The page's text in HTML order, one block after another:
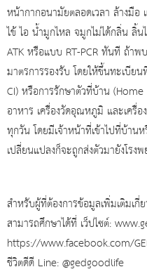
หน้ากากอนามัยตลอดเวลา ล้างมื
ไข้ ไอ น้ำมูกไหล จมูกไม่ได้กลิ่น ลิ้น
ATKหรือแบบ RT-PCRทันที ถ้าพบ
มาตรการรองรับ โดยให้ขึ้นทะเบีย
CI)หรือการรักษาตัวที่บ้าน (
อาหาร เครื่องวัดอุณหภูมิ และเครื่
ทุกวัน โดยมีเจ้าหน้าที่เข้าไปที่บ้าน
เปลี่ยนแปลงก็จะถูกส่งตัวมายังโรง
สำหรับผู้ที่ต้องการข้อมูลเพิ่มเติมเกี่
สามารถศึกษาได้ที่ เว็ปไซต์:
https://www.facebook.com/
ชีวิตดีดี Line: @gedgoodlife